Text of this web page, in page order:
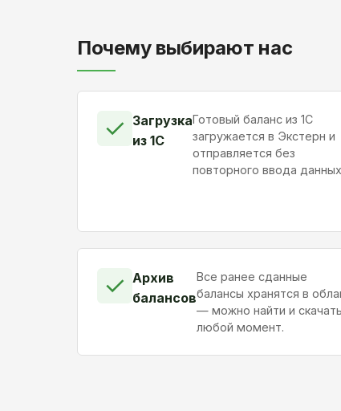
Почему выбирают нас
✓ Загрузка
из 1С
Готовый баланс из 1С
загружается в Экстерн и
отправляется без
повторного ввода
✓ Архив
балансов
Все ранее сданные
балансы хранятся в
— можно найти и
любой момент.